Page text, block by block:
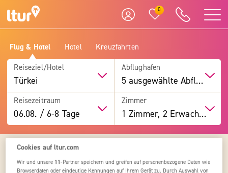
0
Flug & Hotel Hotel Kreuzfahrten
Reiseziel/Hotel
Türkei
Abflughafen
5 ausgewählte Abflughäfen
Reisezeitraum
06.08. / 6-8 Tage
Zimmer
1 Zimmer, 2 Erwachsene
2 Hotelliste
Cookies auf ltur.com
Wir und unsere 11-Partner speichern und greifen auf personenbezogene Daten wie
Browserdaten oder eindeutige Kennungen auf Ihrem Gerät zu. Durch Auswahl von